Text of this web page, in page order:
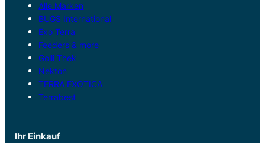
Alle Marken
BUGS International
Exo Terra
Feeders & more
Golli Thek
Nekton
TERRA EXOTICA
Terrabest
Ihr Einkauf